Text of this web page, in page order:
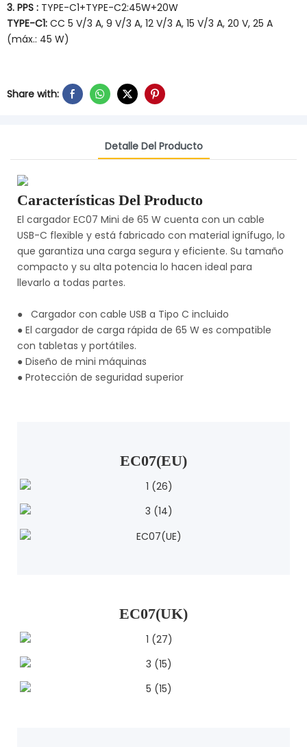
3. PPS : TYPE-C1+TYPE-C2:45W+20W
TYPE-C1: CC 5 V/3 A, 9 V/3 A, 12 V/3 A, 15 V/3 A, 20 V, 25 A
(máx.: 45 W)
Share with:
Detalle Del Producto
Características Del Producto
El cargador EC07 Mini de 65 W cuenta con un cable
USB-C flexible y está fabricado con material ignífugo, lo
que garantiza una carga segura y eficiente. Su tamaño
compacto y su alta potencia lo hacen ideal para
llevarlo a todas partes.
● Cargador con cable USB a Tipo C incluido
● El cargador de carga rápida de 65 W es compatible
con tabletas y portátiles.
● Diseño de mini máquinas
● Protección de seguridad superior
EC07(EU)
EC07(UK)